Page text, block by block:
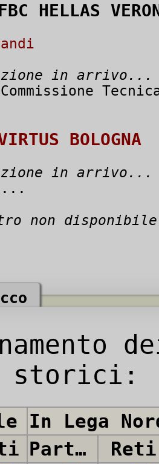
HELLAS
in arrivo...
Commissione
BOLOGNA
in arrivo...
...
non disponibile
storici:
In Lega
Partite Reti